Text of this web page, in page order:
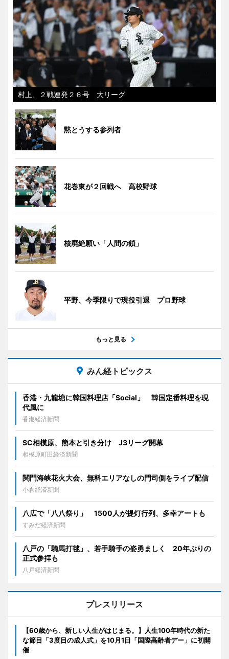
村上、２戦連発２６号 大リーグ
黙とうする参列者
花巻東が２回戦へ 高校野球
核廃絶願い「人間の鎖」
平野、今季限りで現役引退 プロ野球
もっと見る
みん経トピックス
香港・九龍塘に韓国料理店「Social」 韓国定番料理を現
代風に
香港経済新聞
SC相模原、熊本と引き分け J3リーグ開幕
相模原町田経済新聞
関門海峡花火大会、無料エリアなしの門司側をライブ配信
小倉経済新聞
八広で「八八祭り」 1500人が提灯行列、多幸アートも
すみだ経済新聞
八戸の「騎馬打毬」、若手騎手の姿勇ましく 20年ぶりの
正式参拝も
八戸経済新聞
プレスリリース
【60歳から、新しい人生がはじまる。】人生100年時代の新た
な節目「3度目の成人式」を10月1日「国際高齢者デー」に初開
催